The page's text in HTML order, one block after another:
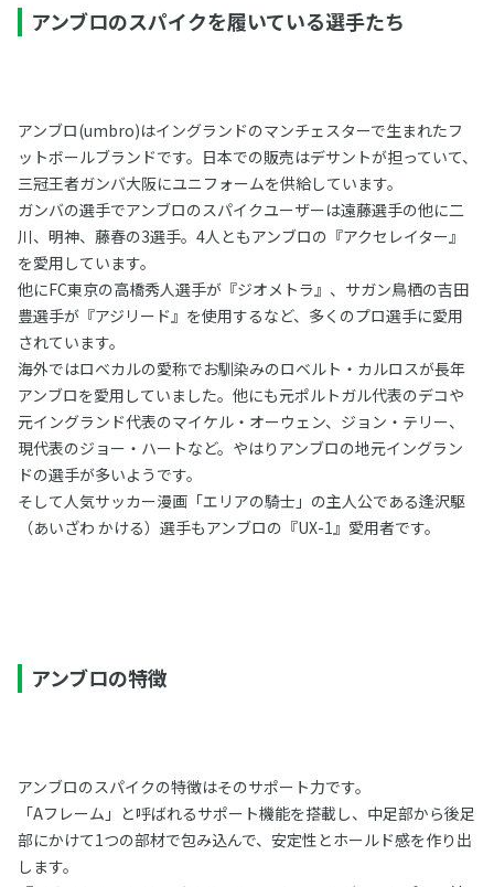
アンブロのスパイクを履いている選手たち
アンブロ(umbro)はイングランドのマンチェスターで生まれたフ
ットボールブランドです。日本での販売はデサントが担っていて、
三冠王者ガンバ大阪にユニフォームを供給しています。
ガンバの選手でアンブロのスパイクユーザーは遠藤選手の他に二
川、明神、藤春の3選手。4人ともアンブロの『アクセレイター』
を愛用しています。
他にFC東京の高橋秀人選手が『ジオメトラ』、サガン鳥栖の吉田
豊選手が『アジリード』を使用するなど、多くのプロ選手に愛用
されています。
海外ではロベカルの愛称でお馴染みのロベルト・カルロスが長年
アンブロを愛用していました。他にも元ポルトガル代表のデコや
元イングランド代表のマイケル・オーウェン、ジョン・テリー、
現代表のジョー・ハートなど。やはりアンブロの地元イングラン
ドの選手が多いようです。
そして人気サッカー漫画「エリアの騎士」の主人公である逢沢駆
（あいざわ かける）選手もアンブロの『UX-1』愛用者です。
アンブロの特徴
アンブロのスパイクの特徴はそのサポート力です。
「Aフレーム」と呼ばれるサポート機能を搭載し、中足部から後足
部にかけて1つの部材で包み込んで、安定性とホールド感を作り出
します。